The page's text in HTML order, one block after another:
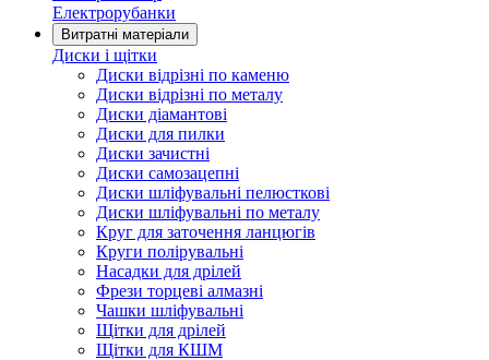
Електрорубанки
Витратні матеріали
Диски і щітки
Диски відрізні по каменю
Диски відрізні по металу
Диски діамантові
Диски для пилки
Диски зачистні
Диски самозацепні
Диски шліфувальні пелюсткові
Диски шліфувальні по металу
Круг для заточення ланцюгів
Круги полірувальні
Насадки для дрілей
Фрези торцеві алмазні
Чашки шліфувальні
Щітки для дрілей
Щітки для КШМ